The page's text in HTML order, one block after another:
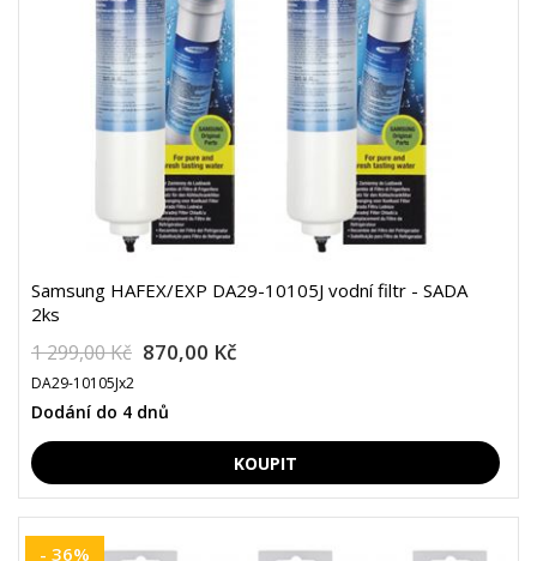
Samsung HAFEX/EXP DA29-10105J vodní filtr - SADA
2ks
1 299,00 Kč 870,00 Kč
DA29-10105Jx2
Dodání do 4 dnů
- 36%